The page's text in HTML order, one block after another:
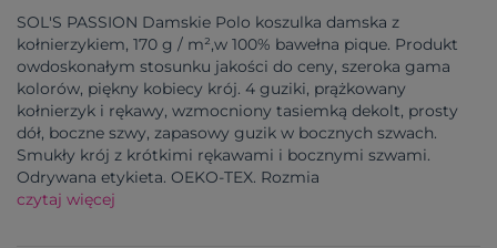
SOL'S PASSION Damskie Polo koszulka damska z
kołnierzykiem, 170 g / m²,w 100% bawełna pique. Produkt
owdoskonałym stosunku jakości do ceny, szeroka gama
kolorów, piękny kobiecy krój. 4 guziki, prążkowany
kołnierzyk i rękawy, wzmocniony tasiemką dekolt, prosty
dół, boczne szwy, zapasowy guzik w bocznych szwach.
Smukły krój z krótkimi rękawami i bocznymi szwami.
Odrywana etykieta. OEKO-TEX. Rozmia
czytaj więcej